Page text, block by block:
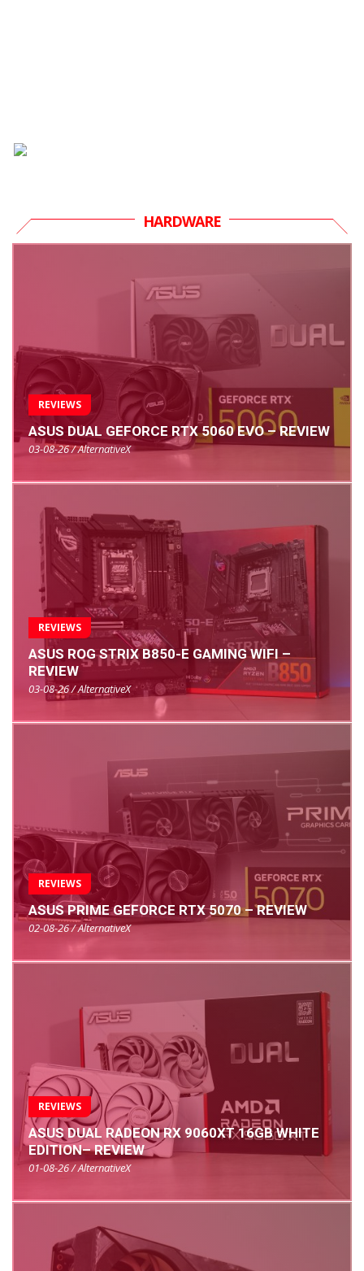
HARDWARE
REVIEWS
ASUS DUAL GEFORCE RTX 5060 EVO – REVIEW
03-08-26 / AlternativeX
REVIEWS
ASUS ROG STRIX B850-E GAMING WIFI –
REVIEW
03-08-26 / AlternativeX
REVIEWS
ASUS PRIME GEFORCE RTX 5070 – REVIEW
02-08-26 / AlternativeX
REVIEWS
ASUS DUAL RADEON RX 9060XT 16GB WHITE
EDITION– REVIEW
01-08-26 / AlternativeX